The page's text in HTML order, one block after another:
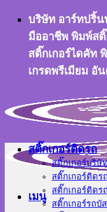
ข้าม
เนื้อหา
บริษัท อาร์ทปริ้น
มืออาชีพ พิมพ์สติ๊
สติ๊กเกอร์ไดคัท
เกรดพรีเมียม
เมนู
สติ๊กเกอร์ติดรถ
สติ๊กเกอร์บริษั
สติ๊กเกอร์ติดร
สติ๊กเกอร์ติดรถ
สติ๊กเกอร์รถบัส